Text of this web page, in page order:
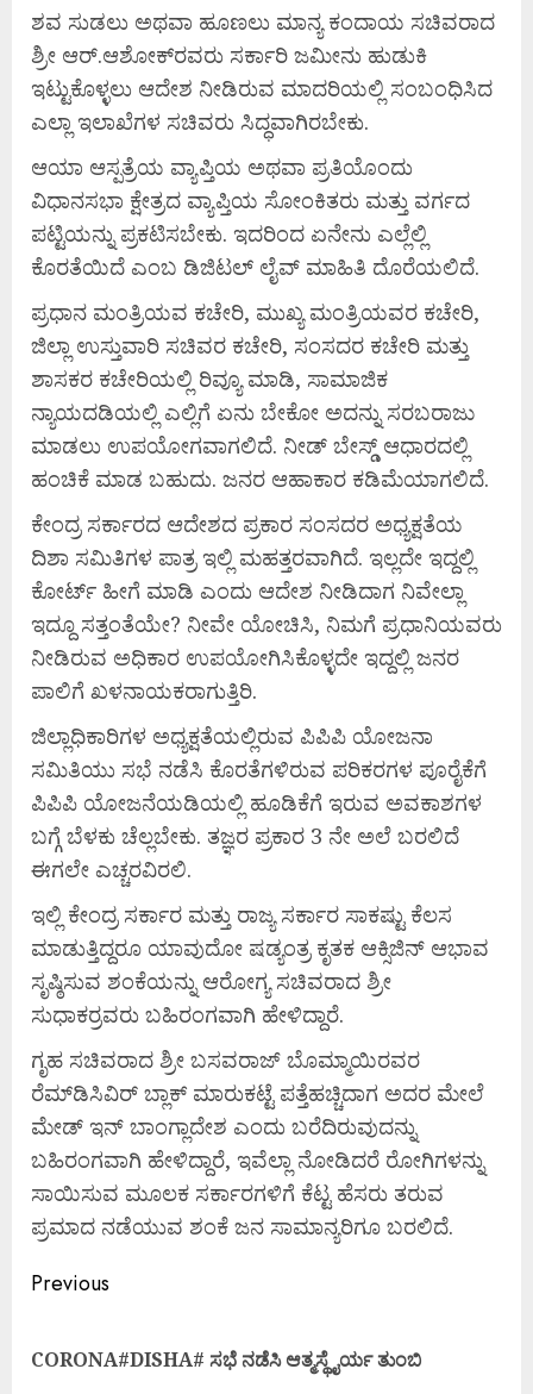
ಶವ ಸುಡಲು ಅಥವಾ ಹೂಣಲು ಮಾನ್ಯ ಕಂದಾಯ ಸಚಿವರಾದ
ಶ್ರೀ ಆರ್.ಆಶೋಕ್‍ರವರು ಸರ್ಕಾರಿ ಜಮೀನು ಹುಡುಕಿ
ಇಟ್ಟುಕೊಳ್ಳಲು ಆದೇಶ ನೀಡಿರುವ ಮಾದರಿಯಲ್ಲಿ ಸಂಬಂಧಿಸಿದ
ಎಲ್ಲಾ ಇಲಾಖೆಗಳ ಸಚಿವರು ಸಿದ್ಧವಾಗಿರಬೇಕು.
ಆಯಾ ಆಸ್ಪತ್ರೆಯ ವ್ಯಾಪ್ತಿಯ ಅಥವಾ ಪ್ರತಿಯೊಂದು
ವಿಧಾನಸಭಾ ಕ್ಷೇತ್ರದ ವ್ಯಾಪ್ತಿಯ ಸೋಂಕಿತರು ಮತ್ತು ವರ್ಗದ
ಪಟ್ಟಿಯನ್ನು ಪ್ರಕಟಿಸಬೇಕು. ಇದರಿಂದ ಏನೇನು ಎಲ್ಲೆಲ್ಲಿ
ಕೊರತೆಯಿದೆ ಎಂಬ ಡಿಜಿಟಲ್ ಲೈವ್ ಮಾಹಿತಿ ದೊರೆಯಲಿದೆ.
ಪ್ರಧಾನ ಮಂತ್ರಿಯವ ಕಚೇರಿ, ಮುಖ್ಯ ಮಂತ್ರಿಯವರ ಕಚೇರಿ,
ಜಿಲ್ಲಾ ಉಸ್ತುವಾರಿ ಸಚಿವರ ಕಚೇರಿ, ಸಂಸದರ ಕಚೇರಿ ಮತ್ತು
ಶಾಸಕರ ಕಚೇರಿಯಲ್ಲಿ ರಿವ್ಯೂ ಮಾಡಿ, ಸಾಮಾಜಿಕ
ನ್ಯಾಯದಡಿಯಲ್ಲಿ ಎಲ್ಲಿಗೆ ಏನು ಬೇಕೋ ಅದನ್ನು ಸರಬರಾಜು
ಮಾಡಲು ಉಪಯೋಗವಾಗಲಿದೆ. ನೀಡ್ ಬೇಸ್ಡ್ ಆಧಾರದಲ್ಲಿ
ಹಂಚಿಕೆ ಮಾಡ ಬಹುದು. ಜನರ ಆಹಾಕಾರ ಕಡಿಮೆಯಾಗಲಿದೆ.
ಕೇಂದ್ರ ಸರ್ಕಾರದ ಆದೇಶದ ಪ್ರಕಾರ ಸಂಸದರ ಅಧ್ಯಕ್ಷತೆಯ
ದಿಶಾ ಸಮಿತಿಗಳ ಪಾತ್ರ ಇಲ್ಲಿ ಮಹತ್ತರವಾಗಿದೆ. ಇಲ್ಲದೇ ಇದ್ದಲ್ಲಿ
ಕೋರ್ಟ್ ಹೀಗೆ ಮಾಡಿ ಎಂದು ಆದೇಶ ನೀಡಿದಾಗ ನಿವೇಲ್ಲಾ
ಇದ್ದೂ ಸತ್ತಂತೆಯೇ? ನೀವೇ ಯೋಚಿಸಿ, ನಿಮಗೆ ಪ್ರಧಾನಿಯವರು
ನೀಡಿರುವ ಅಧಿಕಾರ ಉಪಯೋಗಿಸಿಕೊಳ್ಳದೇ ಇದ್ದಲ್ಲಿ ಜನರ
ಪಾಲಿಗೆ ಖಳನಾಯಕರಾಗುತ್ತಿರಿ.
ಜಿಲ್ಲಾಧಿಕಾರಿಗಳ ಅಧ್ಯಕ್ಷತೆಯಲ್ಲಿರುವ ಪಿಪಿಪಿ ಯೋಜನಾ
ಸಮಿತಿಯು ಸಭೆ ನಡೆಸಿ ಕೊರತೆಗಳಿರುವ ಪರಿಕರಗಳ ಪೂರೈಕೆಗೆ
ಪಿಪಿಪಿ ಯೋಜನೆಯಡಿಯಲ್ಲಿ ಹೂಡಿಕೆಗೆ ಇರುವ ಅವಕಾಶಗಳ
ಬಗ್ಗೆ ಬೆಳಕು ಚೆಲ್ಲಬೇಕು. ತಜ್ಞರ ಪ್ರಕಾರ 3 ನೇ ಅಲೆ ಬರಲಿದೆ
ಈಗಲೇ ಎಚ್ಚರವಿರಲಿ.
ಇಲ್ಲಿ ಕೇಂದ್ರ ಸರ್ಕಾರ ಮತ್ತು ರಾಜ್ಯ ಸರ್ಕಾರ ಸಾಕಷ್ಟು ಕೆಲಸ
ಮಾಡುತ್ತಿದ್ದರೂ ಯಾವುದೋ ಷಡ್ಯಂತ್ರ ಕೃತಕ ಆಕ್ಸಿಜಿನ್ ಆಭಾವ
ಸೃಷ್ಠಿಸುವ ಶಂಕೆಯನ್ನು ಆರೋಗ್ಯ ಸಚಿವರಾದ ಶ್ರೀ
ಸುಧಾಕರ್‍ರವರು ಬಹಿರಂಗವಾಗಿ ಹೇಳಿದ್ದಾರೆ.
ಗೃಹ ಸಚಿವರಾದ ಶ್ರೀ ಬಸವರಾಜ್ ಬೊಮ್ಮಾಯಿರವರ
ರೆಮ್‍ಡಿಸಿವಿರ್ ಬ್ಲಾಕ್ ಮಾರುಕಟ್ಟೆ ಪತ್ತೆಹಚ್ಚಿದಾಗ ಅದರ ಮೇಲೆ
ಮೇಡ್ ಇನ್ ಬಾಂಗ್ಲಾದೇಶ ಎಂದು ಬರೆದಿರುವುದನ್ನು
ಬಹಿರಂಗವಾಗಿ ಹೇಳಿದ್ದಾರೆ, ಇವೆಲ್ಲಾ ನೋಡಿದರೆ ರೋಗಿಗಳನ್ನು
ಸಾಯಿಸುವ ಮೂಲಕ ಸರ್ಕಾರಗಳಿಗೆ ಕೆಟ್ಟ ಹೆಸರು ತರುವ
ಪ್ರಮಾದ ನಡೆಯುವ ಶಂಕೆ ಜನ ಸಾಮಾನ್ಯರಿಗೂ ಬರಲಿದೆ.
Previous
CORONA#DISHA# ಸಭೆ ನಡೆಸಿ ಆತ್ಮಸ್ಥೈರ್ಯ ತುಂಬಿ